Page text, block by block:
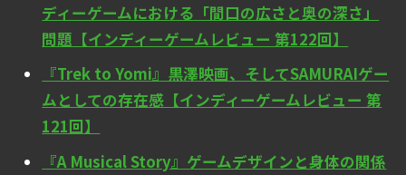
ディーゲームにおける「間口の広さと奥の深さ」
問題【インディーゲームレビュー 第122回】
『Trek to Yomi』黒澤映画、そしてSAMURAIゲー
ムとしての存在感【インディーゲームレビュー 第
121回】
『A Musical Story』ゲームデザインと身体の関係